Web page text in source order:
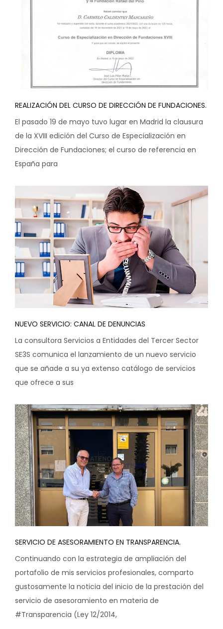
REALIZACIÓN DEL CURSO DE DIRECCIÓN DE FUNDACIONES.
El pasado 19 de mayo tuvo lugar en Madrid la clausura
de la XVIII edición del Curso de Especialización en
Dirección de Fundaciones; el curso de referencia en
España para
NUEVO SERVICIO: CANAL DE DENUNCIAS
La consultora Servicios a Entidades del Tercer Sector
SE3S comunica el lanzamiento de un nuevo servicio
que se añade a su ya extenso catálogo de servicios
que ofrece a sus
SERVICIO DE ASESORAMIENTO EN TRANSPARENCIA.
Continuando con la estrategia de ampliación del
portafolio de mis servicios profesionales, comparto
gustosamente la noticia del inicio de la prestación del
servicio de asesoramiento en materia de
#Transparencia (Ley 12/2014,